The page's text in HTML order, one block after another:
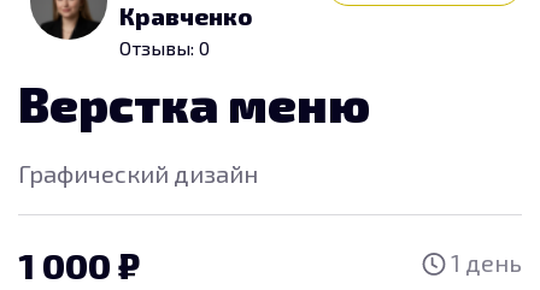
Кравченко
Отзывы: 0
Верстка меню
Графический дизайн
1 000 1 день